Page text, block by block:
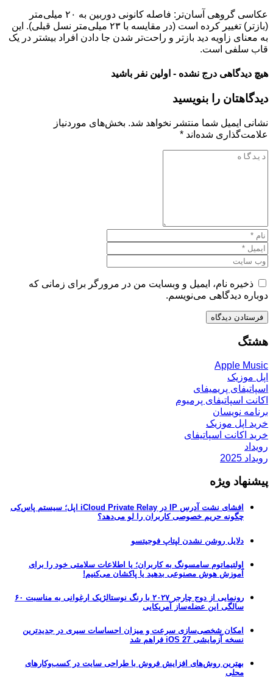
عکاسی گروهی آسان‌تر: فاصله کانونی دوربین به ۲۰ میلی‌متر
(بازتر) تغییر کرده است (در مقایسه با ۲۳ میلی‌متر نسل قبلی). این
به معنای زاویه دید بازتر و راحت‌تر شدن جا دادن افراد بیشتر در یک
قاب سلفی است.
هیچ دیدگاهی درج نشده - اولین نفر باشید
دیدگاهتان را بنویسید
نشانی ایمیل شما منتشر نخواهد شد. بخش‌های موردنیاز
علامت‌گذاری شده‌اند *
ذخیره نام، ایمیل و وبسایت من در مرورگر برای زمانی که
دوباره دیدگاهی می‌نویسم.
هشتگ
Apple Music
اپل موزیک
اسپاتیفای پریمیفای
اکانت اسپاتیفای پرمیوم
برنامه نویسان
خرید اپل موزیک
خرید اکانت اسپاتیفای
رویداد
رویداد 2025
پیشنهاد ویژه
افشای نشت آدرس IP در iCloud Private Relay اپل؛ سیستم پاس‌کی
چگونه حریم خصوصی کاربران را لو می‌دهد؟
دلایل روشن نشدن لپتاپ فوجیتسو
اولتیماتوم سامسونگ به کاربران؛ یا اطلاعات سلامتی خود را برای
آموزش هوش مصنوعی بدهید یا پاکشان می‌کنیم!
رونمایی از دوج چارجر ۲۰۲۷ با رنگ نوستالژیک ارغوانی به مناسبت ۶۰
سالگی این عضله‌ساز آمریکایی
امکان شخصی‌سازی سرعت و میزان احساسات سیری در جدیدترین
نسخه آزمایشی iOS 27 فراهم شد
بهترین روش‌های افزایش فروش با طراحی سایت در کسب‌وکارهای
محلی